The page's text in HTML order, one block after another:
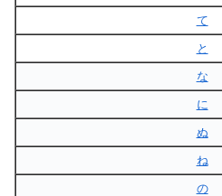
て
と
な
に
ぬ
ね
の